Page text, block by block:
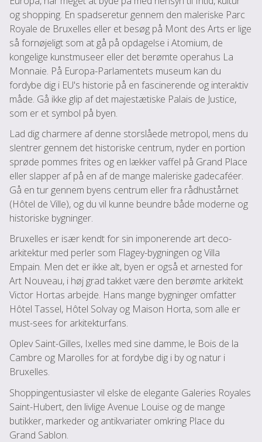
og shopping. En spadseretur gennem den maleriske Parc
Royale de Bruxelles eller et besøg på Mont des Arts er lige
så fornøjeligt som at gå på opdagelse i Atomium, de
kongelige kunstmuseer eller det berømte operahus La
Monnaie. På Europa-Parlamentets museum kan du
fordybe dig i EU's historie på en fascinerende og interaktiv
måde. Gå ikke glip af det majestætiske Palais de Justice,
som er et symbol på byen.
Lad dig charmere af denne storslåede metropol, mens du
slentrer gennem det historiske centrum, nyder en portion
sprøde pommes frites og en lækker vaffel på Grand Place
eller slapper af på en af de mange maleriske gadecaféer.
Gå en tur gennem byens centrum eller fra rådhustårnet
(Hôtel de Ville), og du vil kunne beundre både moderne og
historiske bygninger.
Bruxelles er især kendt for sin imponerende art deco-
arkitektur med perler som Flagey-bygningen og Villa
Empain. Men det er ikke alt, byen er også et arnested for
Art Nouveau, i høj grad takket være den berømte arkitekt
Victor Hortas arbejde. Hans mange bygninger omfatter
Hôtel Tassel, Hôtel Solvay og Maison Horta, som alle er
must-sees for arkitekturfans.
Oplev Saint-Gilles, Ixelles med sine damme, le Bois de la
Cambre og Marolles for at fordybe dig i by og natur i
Bruxelles.
Shoppingentusiaster vil elske de elegante Galeries Royales
Saint-Hubert, den livlige Avenue Louise og de mange
butikker, markeder og antikvariater omkring Place du
Grand Sablon.